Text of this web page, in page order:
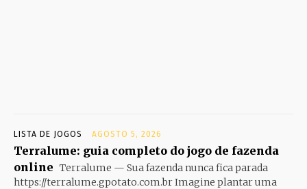
LISTA DE JOGOS AGOSTO 5, 2026
Terralume: guia completo do jogo de fazenda
online Terralume — Sua fazenda nunca fica parada
https://terralume.gpotato.com.br Imagine plantar uma